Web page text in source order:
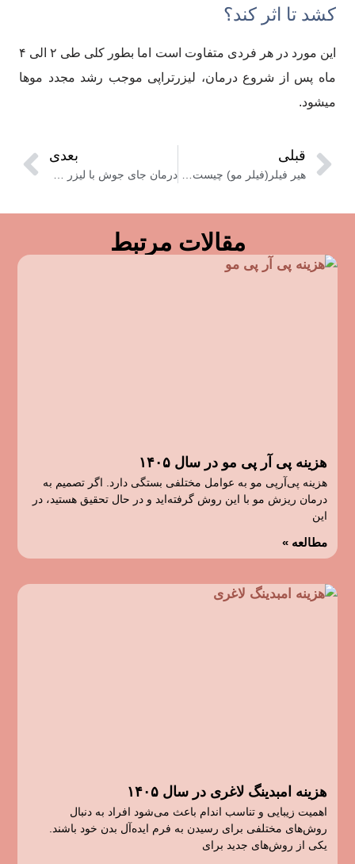
کشد تا اثر کند؟
این مورد در هر فردی متفاوت است اما بطور کلی طی ۲ الی ۴
ماه پس از شروع درمان، لیزرتراپی موجب رشد مجدد موها
میشود.
قبلی بعدی
مقالات مرتبط
هزینه پی آر پی مو در سال ۱۴۰۵
هزینه پی‌آرپی مو به عوامل مختلفی بستگی دارد. اگر تصمیم به
درمان ریزش مو با این روش گرفته‌اید و در حال تحقیق هستید، در
این
مطالعه »
هزینه امبدینگ لاغری در سال ۱۴۰۵
اهمیت زیبایی و تناسب اندام باعث می‌شود افراد به دنبال
روش‌های مختلفی برای رسیدن به فرم ایده‌آل بدن خود باشند.
یکی از روش‌های جدید برای